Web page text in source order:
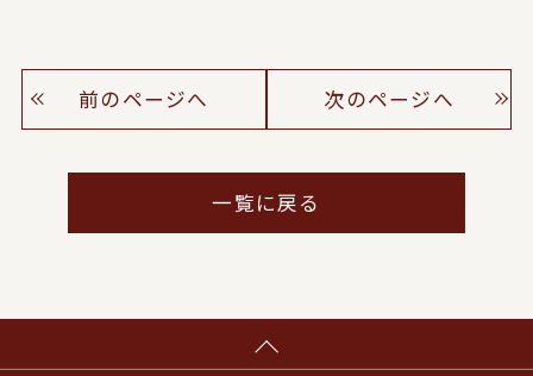
前のページへ 次のページへ
一覧に戻る